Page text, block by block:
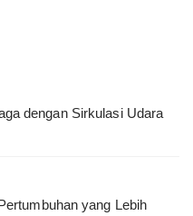
dengan Sirkulasi Udara
yang Lebih